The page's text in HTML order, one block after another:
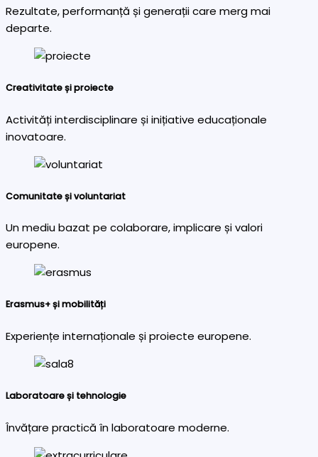
Rezultate, performanță și generații care merg mai
departe.
Creativitate și proiecte
Activități interdisciplinare și inițiative educaționale
inovatoare.
Comunitate și voluntariat
Un mediu bazat pe colaborare, implicare și valori
europene.
Erasmus+ și mobilități
Experiențe internaționale și proiecte europene.
Laboratoare și tehnologie
Învățare practică în laboratoare moderne.